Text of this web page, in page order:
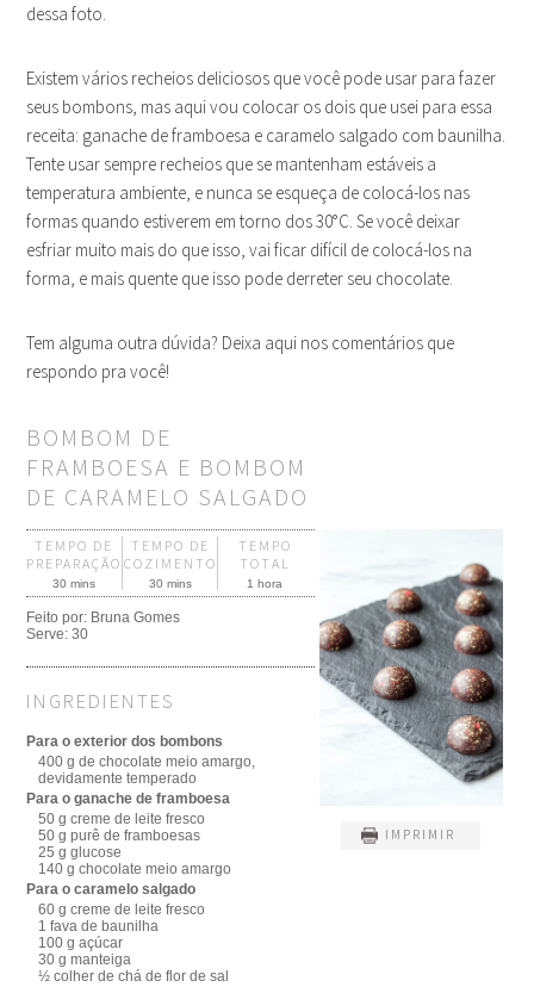
dessa foto.
Existem vários recheios deliciosos que você pode usar para fazer
seus bombons, mas aqui vou colocar os dois que usei para essa
receita: ganache de framboesa e caramelo salgado com baunilha.
Tente usar sempre recheios que se mantenham estáveis a
temperatura ambiente, e nunca se esqueça de colocá-los nas
formas quando estiverem em torno dos 30°C. Se você deixar
esfriar muito mais do que isso, vai ficar difícil de colocá-los na
forma, e mais quente que isso pode derreter seu chocolate.
Tem alguma outra dúvida? Deixa aqui nos comentários que
respondo pra você!
BOMBOM DE
FRAMBOESA E BOMBOM
DE CARAMELO SALGADO
IMPRIMIR
TEMPO DE
PREPARAÇÃO
30 mins
TEMPO DE
COZIMENTO
30 mins
TEMPO
TOTAL
1 hora
Feito por: Bruna Gomes
Serve:30
INGREDIENTES
Para o exterior dos bombons
400 g de chocolate meio amargo,
devidamente temperado
Para o ganache de framboesa
50 g creme de leite fresco
50 g purê de framboesas
25 g glucose
140 g chocolate meio amargo
Para o caramelo salgado
60 g creme de leite fresco
1 fava de baunilha
100 g açúcar
30 g manteiga
½ colher de chá de flor de sal